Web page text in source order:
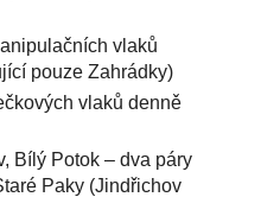
vlaků
pouze Zahrádky)
vlaků denně
Bílý Potok – dva páry
Paky (Jindřichov